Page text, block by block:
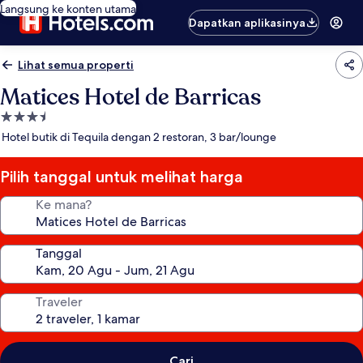
Langsung ke konten utama
Dapatkan aplikasinya
Lihat semua properti
Matices Hotel de Barricas
Properti
bintang
Hotel butik di Tequila dengan 2 restoran, 3 bar/lounge
Pilih tanggal untuk melihat harga
Ke mana?
Tanggal
Traveler